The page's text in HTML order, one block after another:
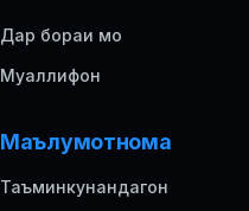
Дар бораи мо
Муаллифон
Маълумотнома
Таъминкунандагон